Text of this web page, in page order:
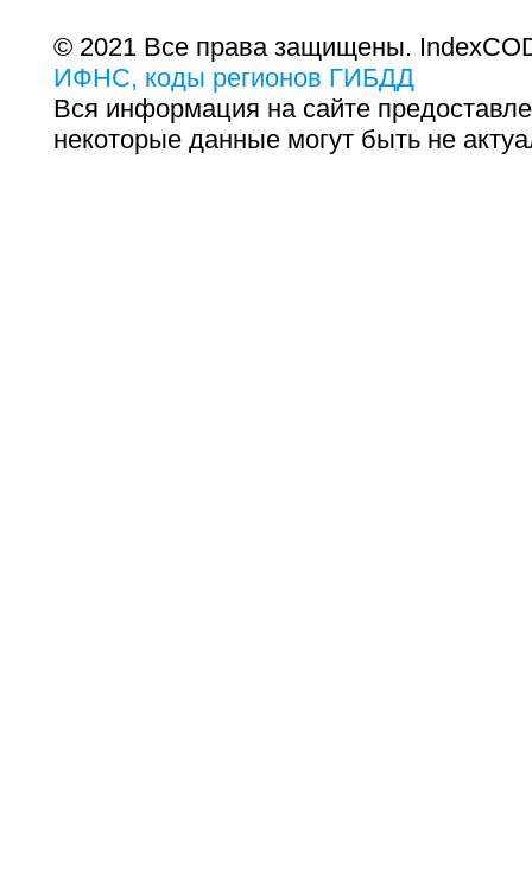
© 2021 Все права защищены.
ИФНС, коды регионов ГИБДД
Вся информация на сайте
некоторые данные могут быть не